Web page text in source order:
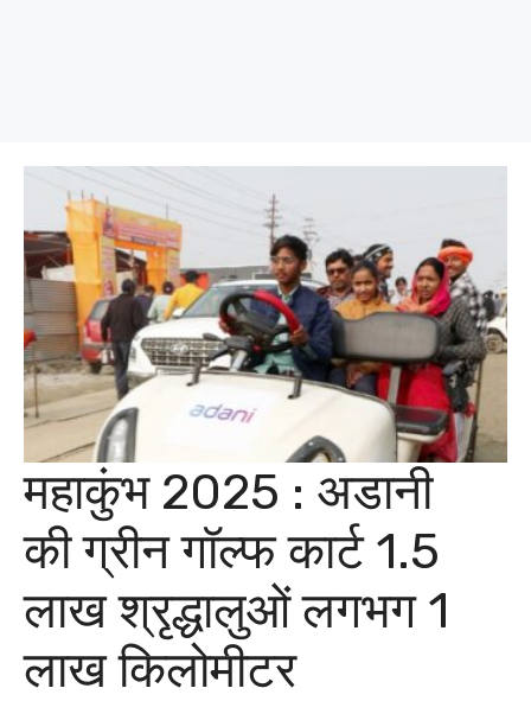
महाकुंभ 2025 : अडानी
की ग्रीन गॉल्फ कार्ट 1.5
लाख श्रृद्धालुओं लगभग 1
लाख किलोमीटर